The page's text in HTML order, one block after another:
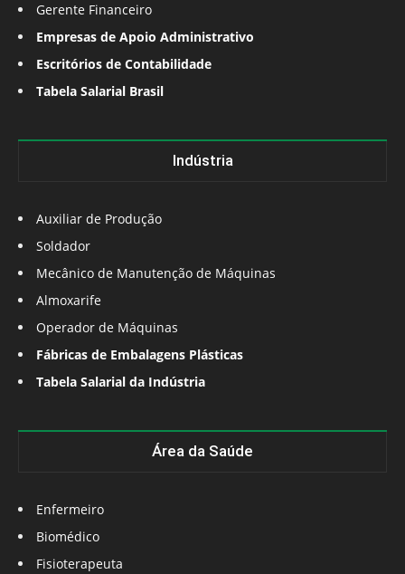
Gerente Financeiro
Empresas de Apoio Administrativo
Escritórios de Contabilidade
Tabela Salarial Brasil
Indústria
Auxiliar de Produção
Soldador
Mecânico de Manutenção de Máquinas
Almoxarife
Operador de Máquinas
Fábricas de Embalagens Plásticas
Tabela Salarial da Indústria
Área da Saúde
Enfermeiro
Biomédico
Fisioterapeuta